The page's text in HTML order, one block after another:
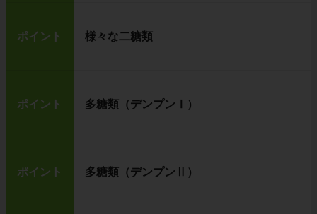
ポイント 様々な二糖類
ポイント 多糖類（デンプンⅠ）
ポイント 多糖類（デンプンⅡ）